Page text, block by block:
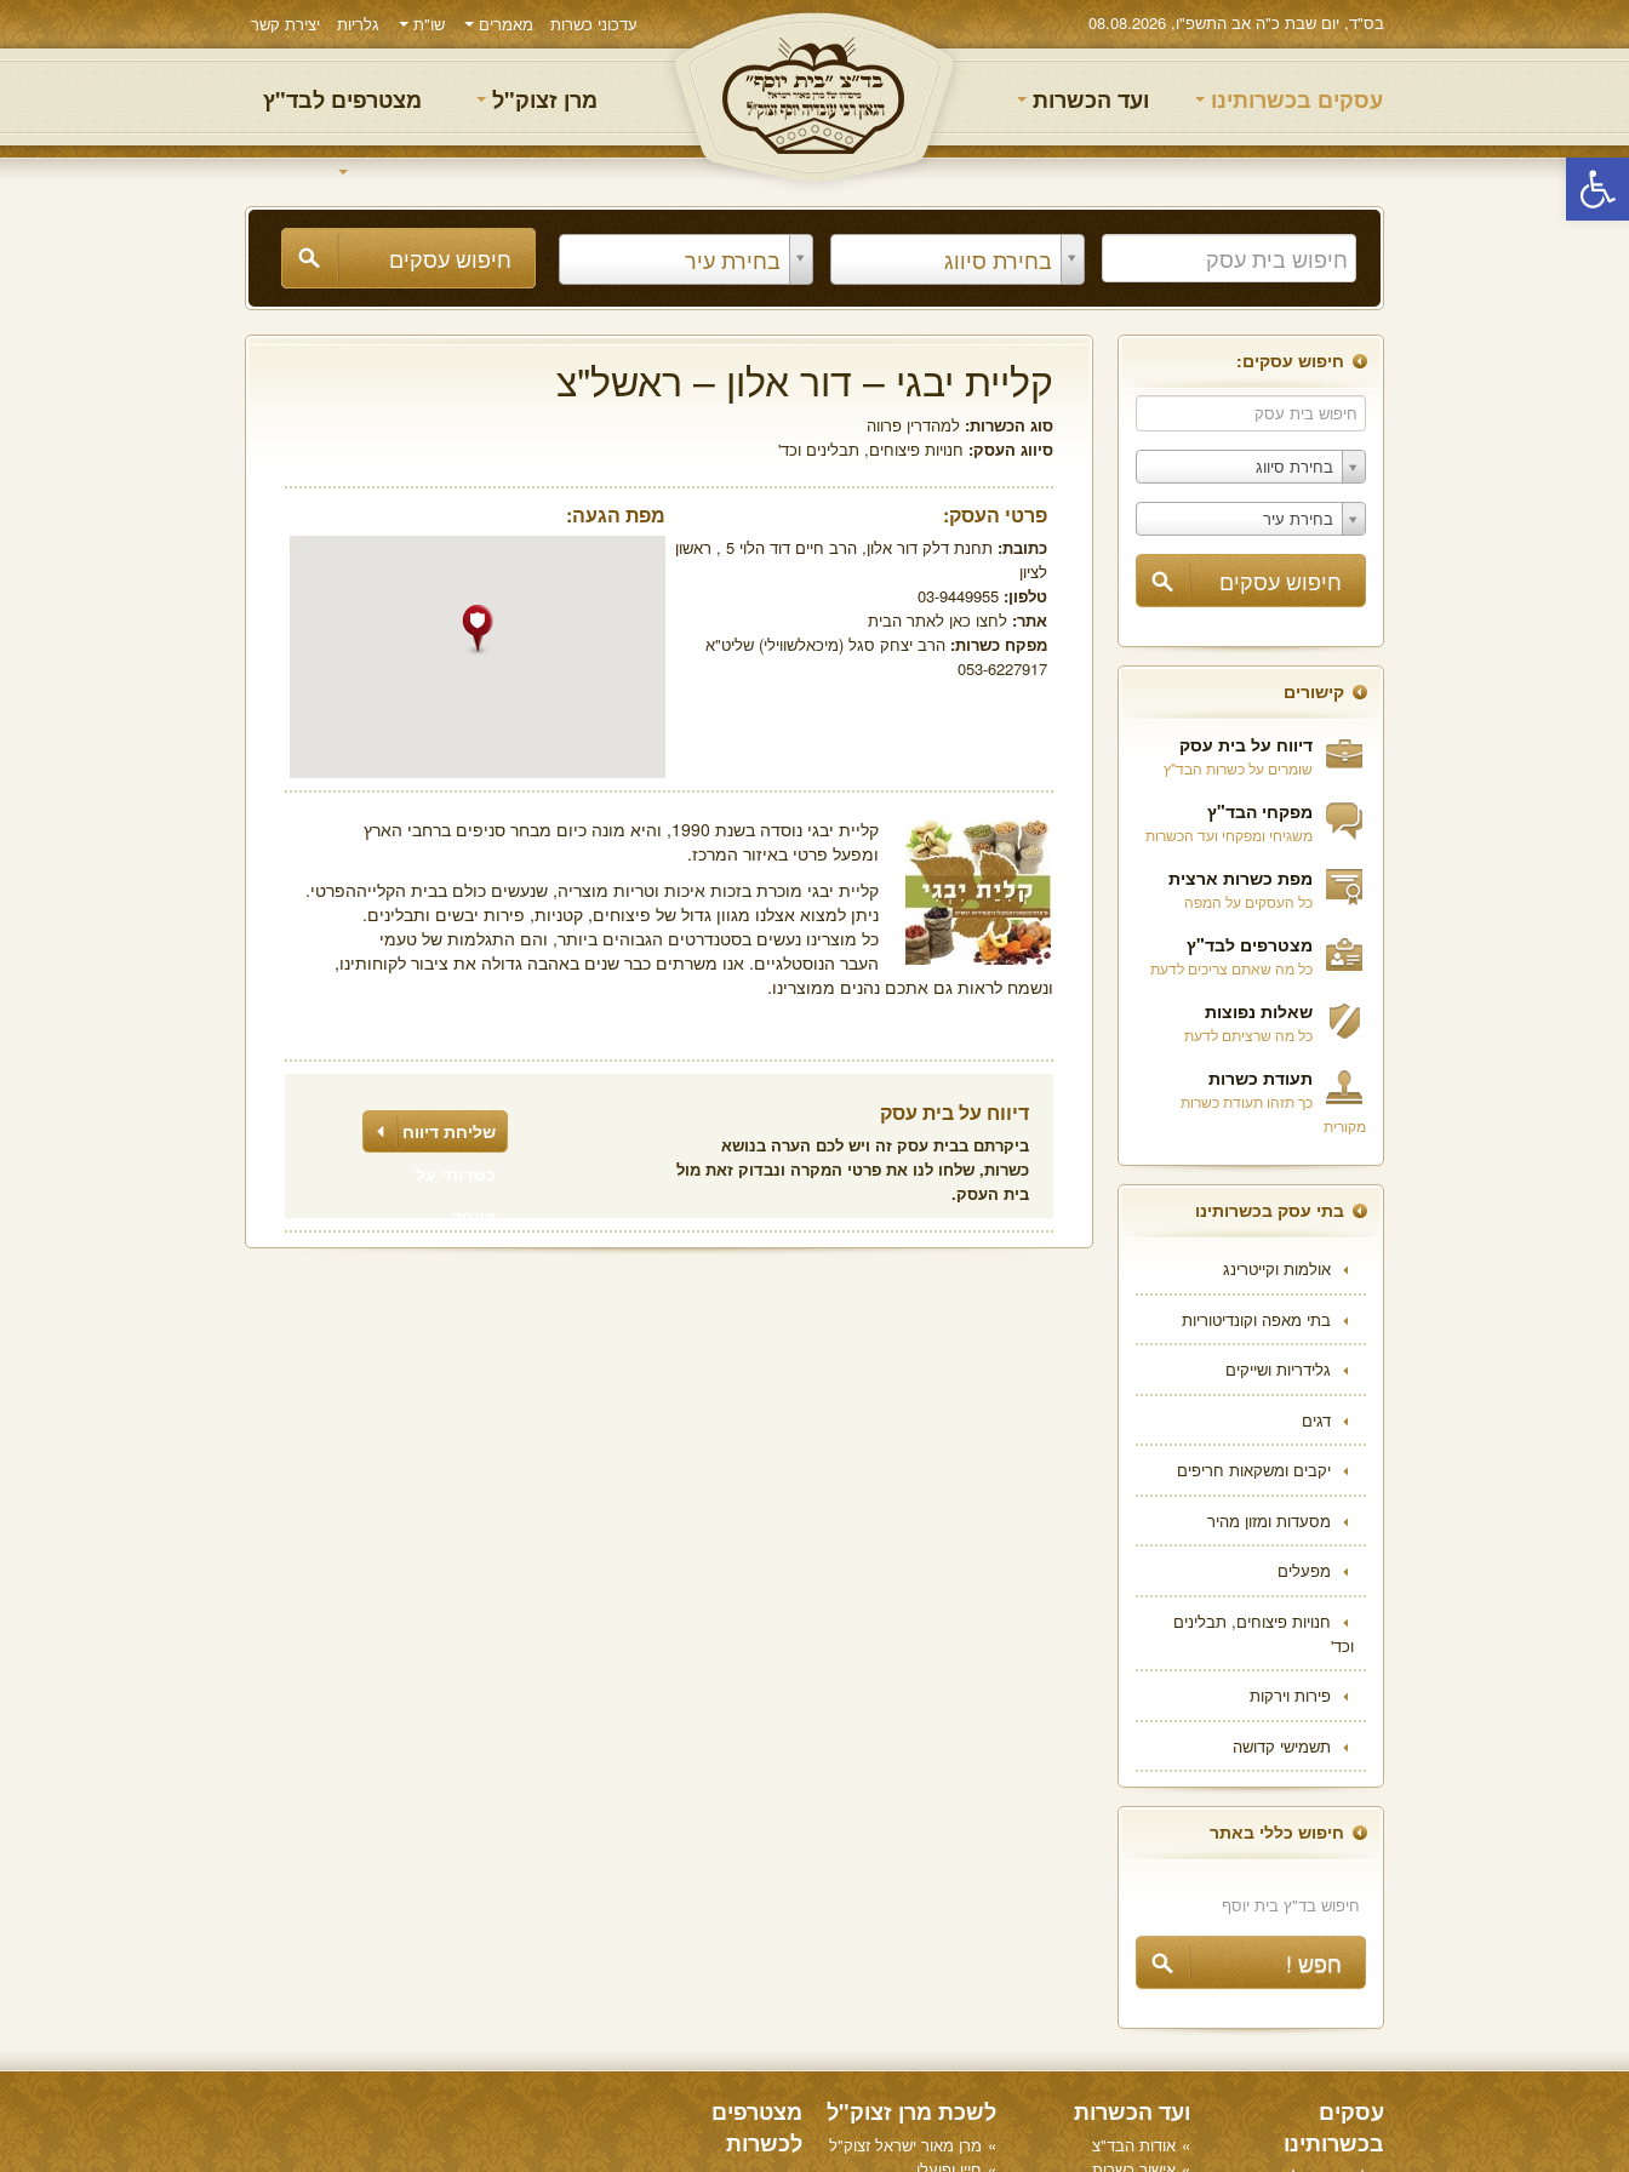
פתח סרגל נגישות
בס"ד, יום שבת כ"ה אב התשפ"ו, 08.08.2026 עדכוני כשרות מאמרים שו"ת גלריות יצירת קשר
עסקים בכשרותינו ועד הכשרות מרן זצוק"ל מצטרפים לבד"ץ
בחירת סיווג בחירת עיר
חיפוש עסקים:
בחירת סיווג
בחירת עיר
קישורים
דיווח על בית עסק
שומרים על כשרות הבד"ץ
מפקחי הבד"ץ
משגיחי ומפקחי ועד הכשרות
מפת כשרות ארצית
כל העסקים על המפה
מצטרפים לבד"ץ
כל מה שאתם צריכים לדעת
שאלות נפוצות
כל מה שרציתם לדעת
תעודת כשרות
כך תזהו תעודת כשרות
מקורית
בתי עסק בכשרותינו
אולמות וקייטרינג
בתי מאפה וקונדיטוריות
גלידריות ושייקים
דגים
יקבים ומשקאות חריפים
מסעדות ומזון מהיר
מפעלים
חנויות פיצוחים, תבלינים
וכד'
פירות וירקות
תשמישי קדושה
חיפוש כללי באתר
קליית יבגי – דור אלון – ראשל"צ
סוג הכשרות: למהדרין פרווה
סיווג העסק: חנויות פיצוחים, תבלינים וכד'
פרטי העסק:
כתובת:
תחנת דלק דור אלון, הרב חיים דוד הלוי 5 , ראשון
לציון
טלפון: 03-9449955
אתר: לחצו כאן לאתר הבית
מפקח כשרות: הרב יצחק סגל (מיכאלשווילי) שליט"א
053-6227917
מפת הגעה:
קליית יבגי נוסדה בשנת 1990, והיא מונה כיום מבחר סניפים ברחבי הארץ
ומפעל פרטי באיזור המרכז.
קליית יבגי מוכרת בזכות איכות וטריות מוצריה, שנעשים כולם בבית הקלייההפרטי.
ניתן למצוא אצלנו מגוון גדול של פיצוחים, קטניות, פירות יבשים ותבלינים.
כל מוצרינו נעשים בסטנדרטים הגבוהים ביותר, והם התגלמות של טעמי
העבר הנוסטלגיים. אנו משרתים כבר שנים באהבה גדולה את ציבור לקוחותינו,
ונשמח לראות גם אתכם נהנים ממוצרינו.
דיווח על בית עסק
ביקרתם בבית עסק זה ויש לכם הערה בנושא
כשרות, שלחו לנו את פרטי המקרה ונבדוק זאת מול
בית העסק.
שליחת דיווח
עסקים
בכשרותינו
ועד הכשרות
אודות הבד"צ
לשכת מרן זצוק"ל
מרן מאור ישראל זצוק"ל
מצטרפים
לכשרות